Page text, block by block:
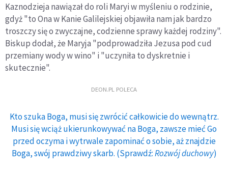
Kaznodzieja nawiązał do roli Maryi w myśleniu o rodzinie,
gdyż "to Ona w Kanie Galilejskiej objawiła nam jak bardzo
troszczy się o zwyczajne, codzienne sprawy każdej rodziny".
Biskup dodał, że Maryja "podprowadziła Jezusa pod cud
przemiany wody w wino" i "uczyniła to dyskretnie i
skutecznie".
DEON.PL POLECA
Kto szuka Boga, musi się zwrócić całkowicie do wewnątrz.
Musi się wciąż ukierunkowywać na Boga, zawsze mieć Go
przed oczyma i wytrwale zapominać o sobie, aż znajdzie
Boga, swój prawdziwy skarb. (Sprawdź:Rozwój duchowy)